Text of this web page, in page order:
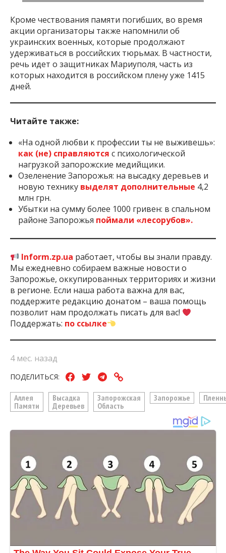
Кроме чествования памяти погибших, во время
акции организаторы также напомнили об
украинских военных, которые продолжают
удерживаться в российских тюрьмах. В частности,
речь идет о защитниках Мариуполя, часть из
которых находится в российском плену уже 1415
дней.
Читайте также:
«На одной любви к профессии ты не выживешь»:
как (не) справляются с психологической
нагрузкой запорожские медийщики.
Озеленение Запорожья: на высадку деревьев и
новую технику выделят дополнительные 4,2
млн грн.
Убытки на сумму более 1000 гривен: в спальном
районе Запорожья поймали «лесорубов».
Inform.zp.ua работает, чтобы вы знали правду.
Мы ежедневно собираем важные новости о
Запорожье, оккупированных территориях и жизни
в регионе. Если наша работа важна для вас,
поддержите редакцию донатом – ваша помощь
позволит нам продолжать писать для вас!
Поддержать: по ссылке
4 мес. назад
ПОДЕЛИТЬСЯ:
Аллея
Памяти
Высадка
Деревьев
Запорожская
Область
Запорожье